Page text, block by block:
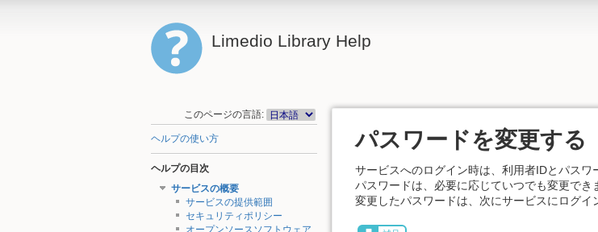
Limedio Library Help
このページの言語:
ヘルプの使い方
ヘルプの目次
サービスの概要
サービスの提供範囲
セキュリティポリシー
オープンソースソフトウェア
パスワードを変更する
サービスへのログイン時は、利用者IDとパスワ
パスワードは、必要に応じていつでも変更でき
変更したパスワードは、次にサービスにログイ